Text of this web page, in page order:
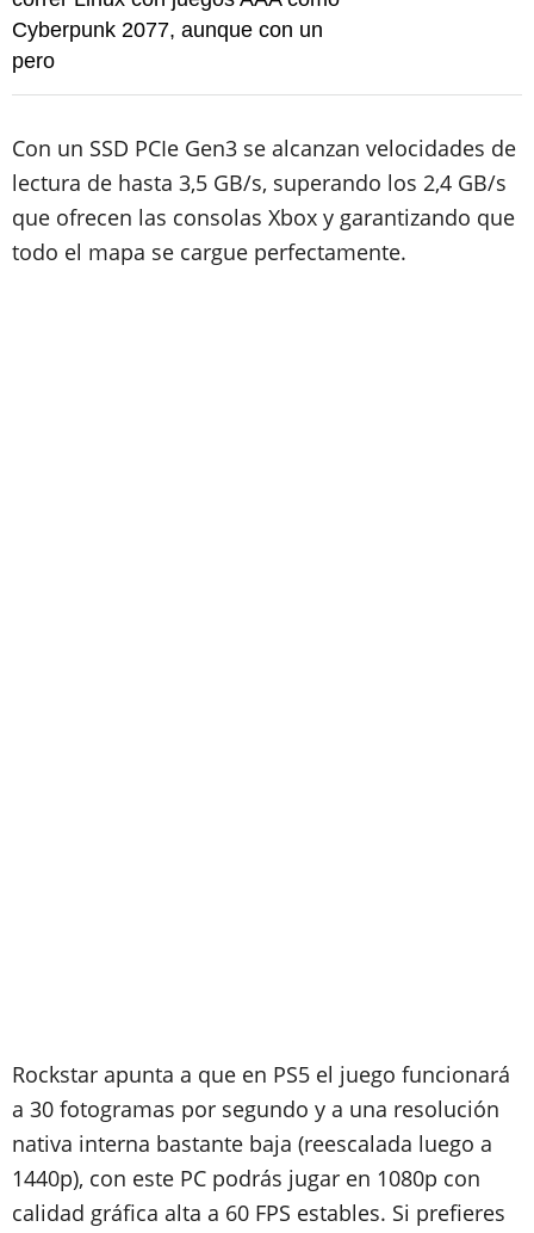
Cyberpunk 2077, aunque con un
pero
Con un SSD PCIe Gen3 se alcanzan velocidades de
lectura de hasta 3,5 GB/s, superando los 2,4 GB/s
que ofrecen las consolas Xbox y garantizando que
todo el mapa se cargue perfectamente.
Rockstar apunta a que en PS5 el juego funcionará
a 30 fotogramas por segundo y a una resolución
nativa interna bastante baja (reescalada luego a
1440p), con este PC podrás jugar en 1080p con
calidad gráfica alta a 60 FPS estables. Si prefieres